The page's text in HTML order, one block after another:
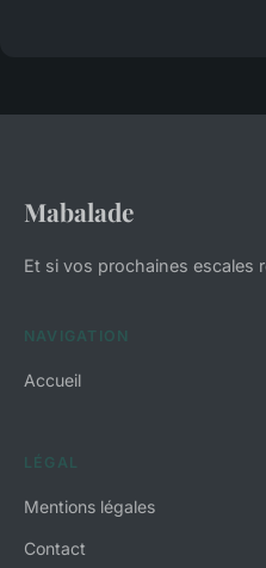
Mabalade
Et si vos prochaines escales
NAVIGATION
Accueil
LÉGAL
Mentions légales
Contact